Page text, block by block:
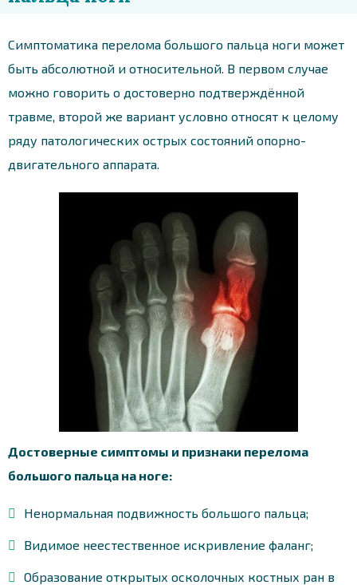
Симптоматика перелома большого пальца ноги может
быть абсолютной и относительной. В первом случае
можно говорить о достоверно подтверждённой
травме, второй же вариант условно относят к целому
ряду патологических острых состояний опорно-
двигательного аппарата.
Достоверные симптомы и признаки перелома
большого пальца на ноге:
Ненормальная подвижность большого пальца;
Видимое неестественное искривление фаланг;
Образование открытых осколочных костных ран в